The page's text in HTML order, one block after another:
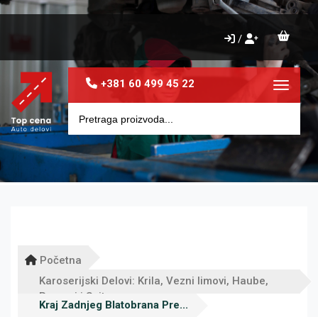
/
+381 60 499 45 22 Toggle
Početna
Karoserijski Delovi: Krila, Vezni limovi, Haube,
Pragovi i Sajtne
Kraj Zadnjeg Blatobrana Pre...